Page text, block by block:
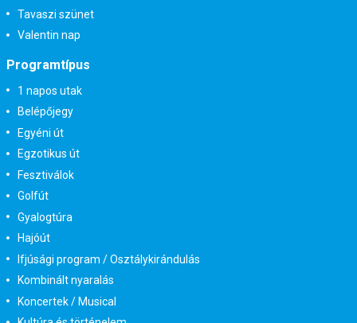
Tavaszi szünet
Valentin nap
Programtípus
1 napos utak
Belépőjegy
Egyéni út
Egzotikus út
Fesztiválok
Golfút
Gyalogtúra
Hajóút
Ifjúsági program / Osztálykirándulás
Kombinált nyaralás
Koncertek / Musical